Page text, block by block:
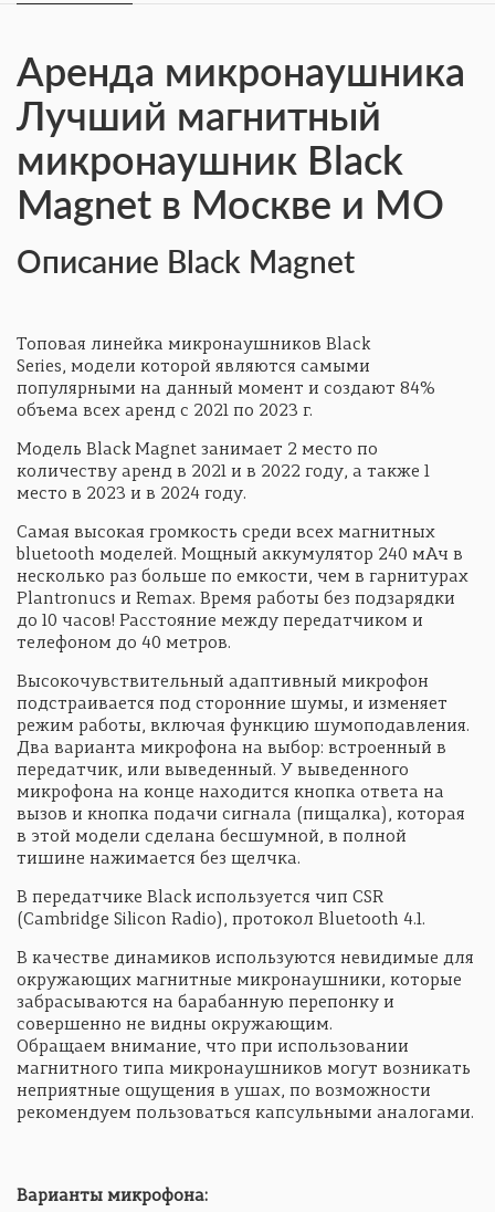
Аренда микронаушника
Лучший магнитный
микронаушник Black
Magnet в Москве и МО
Описание Black Magnet
Топовая линейка микронаушников Black
Series, модели которой являются самыми
популярными на данный момент и создают 84%
объема всех аренд с 2021 по 2023 г.
Модель Black Magnet занимает 2 место по
количеству аренд в 2021 и в 2022 году, а также 1
место в 2023 и в 2024 году.
Самая высокая громкость среди всех магнитных
bluetooth моделей. Мощный аккумулятор 240 мАч в
несколько раз больше по емкости, чем в гарнитурах
Plantronucs и Remax. Время работы без подзарядки
до 10 часов! Расстояние между передатчиком и
телефоном до 40 метров.
Высокочувствительный адаптивный микрофон
подстраивается под сторонние шумы, и изменяет
режим работы, включая функцию шумоподавления.
Два варианта микрофона на выбор: встроенный в
передатчик, или выведенный. У выведенного
микрофона на конце находится кнопка ответа на
вызов и кнопка подачи сигнала (пищалка), которая
в этой модели сделана бесшумной, в полной
тишине нажимается без щелчка.
В передатчике Black используется чип CSR
(Cambridge Silicon Radio), протокол Bluetooth 4.1.
В качестве динамиков используются невидимые для
окружающих магнитные микронаушники, которые
забрасываются на барабанную перепонку и
совершенно не видны окружающим.
Обращаем внимание, что при использовании
магнитного типа микронаушников могут возникать
неприятные ощущения в ушах, по возможности
рекомендуем пользоваться капсульными аналогами.
Варианты микрофона: